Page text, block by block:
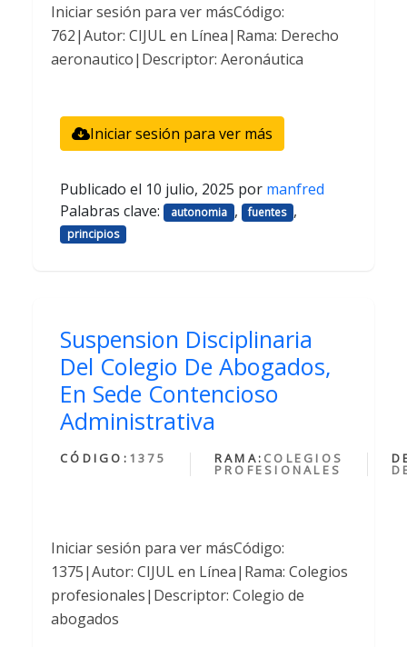
Iniciar sesión para ver másCódigo:
762|Autor: CIJUL en Línea|Rama: Derecho
aeronautico|Descriptor: Aeronáutica
Iniciar sesión para ver más
Publicado el 10 julio, 2025 por manfred
Palabras clave:
autonomia , fuentes ,
principios
Suspension Disciplinaria
Del Colegio De Abogados,
En Sede Contencioso
Administrativa
CÓDIGO: 1375 RAMA: COLEGIOS
PROFESIONALES
Iniciar sesión para ver másCódigo:
1375|Autor: CIJUL en Línea|Rama: Colegios
profesionales|Descriptor: Colegio de
abogados